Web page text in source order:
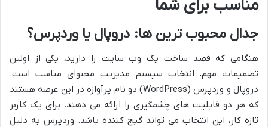
مناسب برای شما
جدال محبوب ترین ها: دروپال یا وردپرس؟
هنگامی که قصد ساخت یک وب سایت را دارید، یکی از اولین
تصمیمات مهم، انتخاب سیستم مدیریت محتوای مناسب است.
دروپال و وردپرس (WordPress) دو نام پرآوازه در این عرصه هستند
که هر دو قابلیت های چشمگیری را ارائه می دهند. برای یک کاربر
تازه کار، این انتخاب می تواند گیج کننده باشد. وردپرس به دلیل